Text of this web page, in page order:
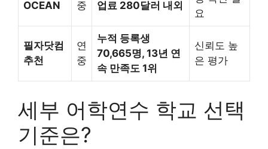
OCEAN
중
업료 280달러 내외
요
필자닷컴
추천
연
중
누적 등록생
70,665명, 13년 연
속 만족도 1위
신뢰도 높
은 평가
세부 어학연수 학교 선택
기준은?